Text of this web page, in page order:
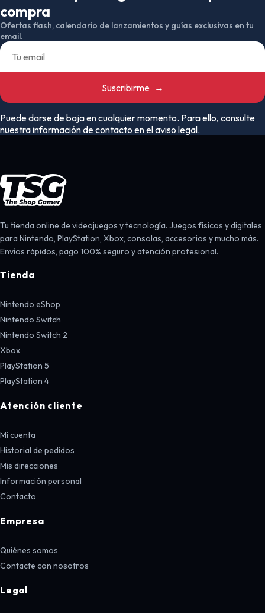
compra
Ofertas flash, calendario de lanzamientos y guías exclusivas en tu
email.
Suscribirme →
Puede darse de baja en cualquier momento. Para ello, consulte
nuestra información de contacto en el aviso legal.
Tu tienda online de videojuegos y tecnología. Juegos físicos y digitales
para Nintendo, PlayStation, Xbox, consolas, accesorios y mucho más.
Envíos rápidos, pago 100% seguro y atención profesional.
Tienda
Nintendo eShop
Nintendo Switch
Nintendo Switch 2
Xbox
PlayStation 5
PlayStation 4
Atención cliente
Mi cuenta
Historial de pedidos
Mis direcciones
Información personal
Contacto
Empresa
Quiénes somos
Contacte con nosotros
Legal